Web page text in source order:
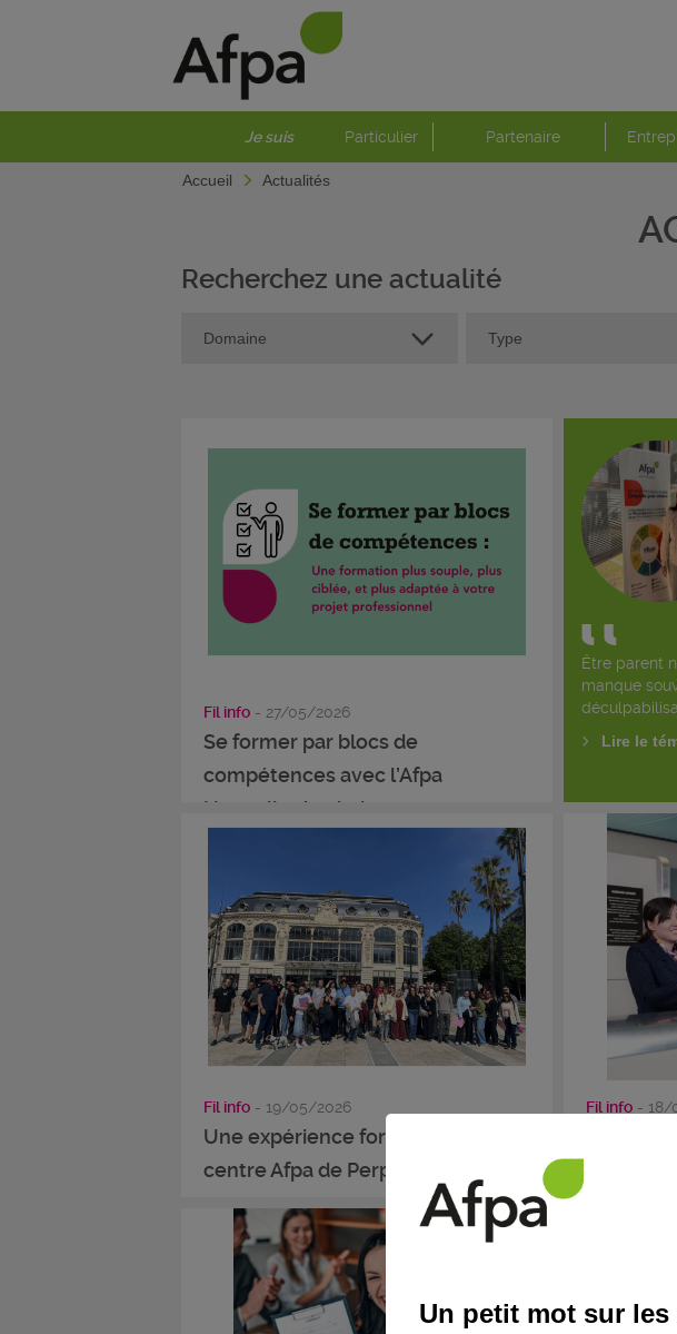
Je suis Particulier Partenaire
Accueil Actualités
Recherchez une actualité
Fil info - 27/05/2026
Se former par blocs de
compétences avec l’Afpa
Nouvelle-Aquitaine
Être parent
manque
Lire le
Fil info - 19/05/2026
Une expérience formatrice pour le
centre Afpa de Perpignan et ...
Fil info - 18/
Un petit mot sur